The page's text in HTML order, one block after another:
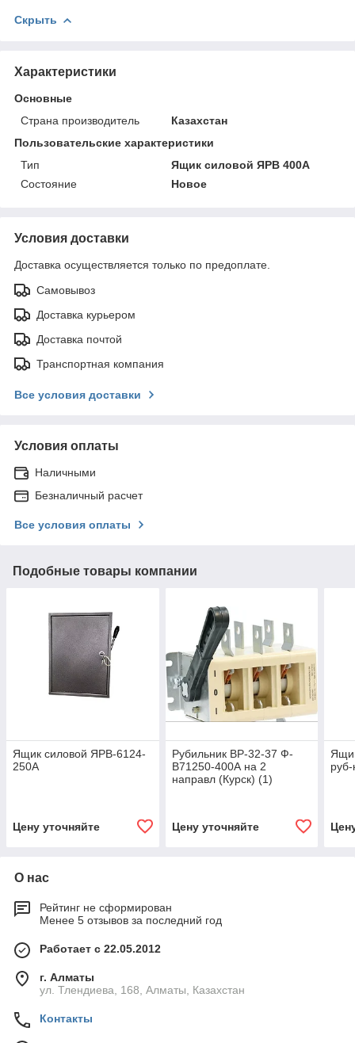
Скрыть
Характеристики
Основные
Страна производитель
Казахстан
Пользовательские характеристики
Тип
Ящик силовой ЯРВ 400А
Состояние
Новое
Условия доставки
Доставка осуществляется только по предоплате.
Самовывоз
Доставка курьером
Доставка почтой
Транспортная компания
Все условия доставки
Условия оплаты
Наличными
Безналичный расчет
Все условия оплаты
Подобные товары компании
Ящик силовой ЯРВ-6124-
250А
Цену уточняйте
Рубильник ВР-32-37 Ф-
В71250-400А на 2
направл (Курск) (1)
Цену уточняйте
О нас
Рейтинг не сформирован
Менее 5 отзывов за последний год
Работает с 22.05.2012
г. Алматы
ул. Тлендиева, 168, Алматы, Казахстан
Контакты